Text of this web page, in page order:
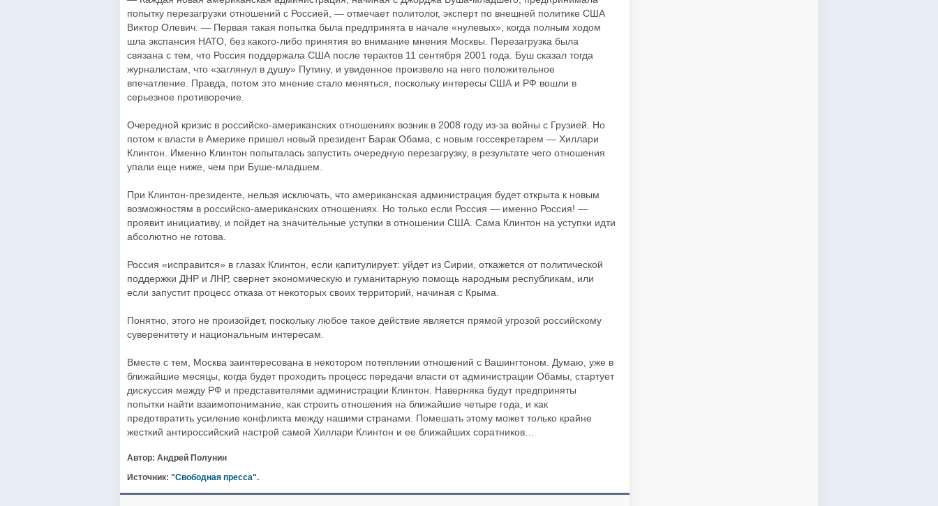
попытку перезагрузки отношений с Россией, — отмечает политолог, эксперт по внешней политике США
Виктор Олевич. — Первая такая попытка была предпринята в начале «нулевых», когда полным ходом
шла экспансия НАТО, без какого-либо принятия во внимание мнения Москвы. Перезагрузка была
связана с тем, что Россия поддержала США после терактов 11 сентября 2001 года. Буш сказал тогда
журналистам, что «заглянул в душу» Путину, и увиденное произвело на него положительное
впечатление. Правда, потом это мнение стало меняться, поскольку интересы США и РФ вошли в
серьезное противоречие.
Очередной кризис в российско-американских отношениях возник в 2008 году из-за войны с Грузией. Но
потом к власти в Америке пришел новый президент Барак Обама, с новым госсекретарем — Хиллари
Клинтон. Именно Клинтон попыталась запустить очередную перезагрузку, в результате чего отношения
упали еще ниже, чем при Буше-младшем.
При Клинтон-президенте, нельзя исключать, что американская администрация будет открыта к новым
возможностям в российско-американских отношениях. Но только если Россия — именно Россия! —
проявит инициативу, и пойдет на значительные уступки в отношении США. Сама Клинтон на уступки идти
абсолютно не готова.
Россия «исправится» в глазах Клинтон, если капитулирует: уйдет из Сирии, откажется от политической
поддержки ДНР и ЛНР, свернет экономическую и гуманитарную помощь народным республикам, или
если запустит процесс отказа от некоторых своих территорий, начиная с Крыма.
Понятно, этого не произойдет, поскольку любое такое действие является прямой угрозой российскому
суверенитету и национальным интересам.
Вместе с тем, Москва заинтересована в некотором потеплении отношений с Вашингтоном. Думаю, уже в
ближайшие месяцы, когда будет проходить процесс передачи власти от администрации Обамы, стартует
дискуссия между РФ и представителями администрации Клинтон. Наверняка будут предприняты
попытки найти взаимопонимание, как строить отношения на ближайшие четыре года, и как
предотвратить усиление конфликта между нашими странами. Помешать этому может только крайне
жесткий антироссийский настрой самой Хиллари Клинтон и ее ближайших соратников…
Автор: Андрей Полунин
Источник: "Свободная пресса".